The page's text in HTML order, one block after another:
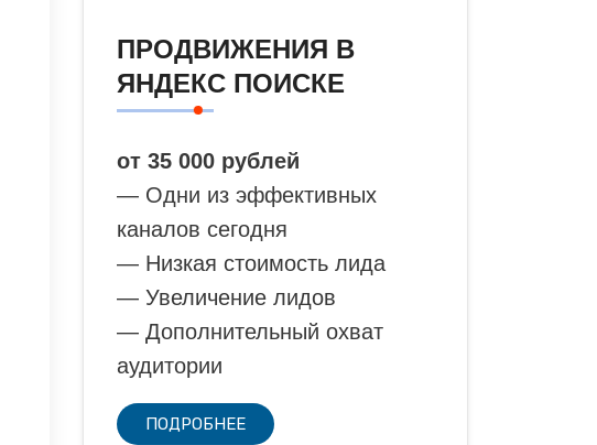
ПРОДВИЖЕНИЯ В
ЯНДЕКС ПОИСКЕ
от 35 000 рублей
— Одни из эффективных
каналов сегодня
— Низкая стоимость лида
— Увеличение лидов
— Дополнительный охват
аудитории
ПОДРОБНЕЕ